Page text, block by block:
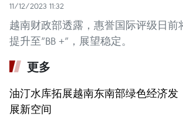
11/12/2023 11:32
越南财政部透露，惠誉国际评级日前
提升至“BB +”，展望稳定。
更多
油汀水库拓展越南东南部绿色经济发
展新空间